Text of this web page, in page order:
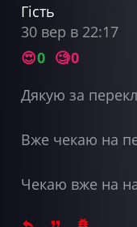
Гість
30 вер в 22:17
😍0 🧐0
Дякую за
Вже чекаю на
Чекаю вже на